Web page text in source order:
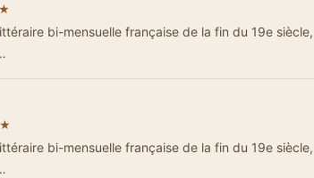
★
bi-mensuelle française de la fin du 19e siècle,
★
bi-mensuelle française de la fin du 19e siècle,